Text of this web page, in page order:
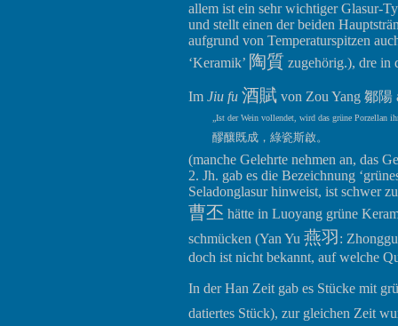
allem ist ein sehr wichtiger Glasur-
und stellt einen der beiden
aufgrund von Temperaturspitzen
‘Keramik’ 陶質 zugehörig.), dre in
Im Jiu fu 酒賦 von Zou Yang 鄒陽
„Ist der Wein vollendet, wird das grüne Porzellan
醪釀既成，綠瓷斯啟。
(manche Gelehrte nehmen an, das
2. Jh. gab es die Bezeichnung
Seladonglasur hinweist, ist schwer
曹丕 hätte in Luoyang grüne
schmücken (Yan Yu 燕羽 :
doch ist nicht bekannt, auf welche
In der Han Zeit gab es Stücke mit
datiertes Stück), zur gleichen Zeit